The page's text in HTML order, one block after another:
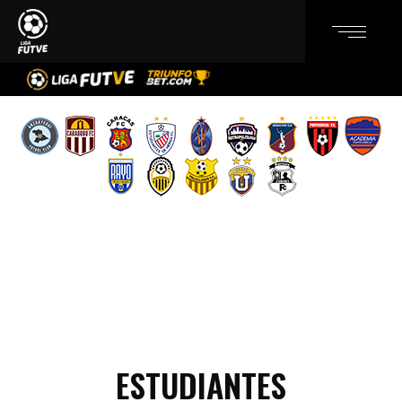
ESTUDIANTES